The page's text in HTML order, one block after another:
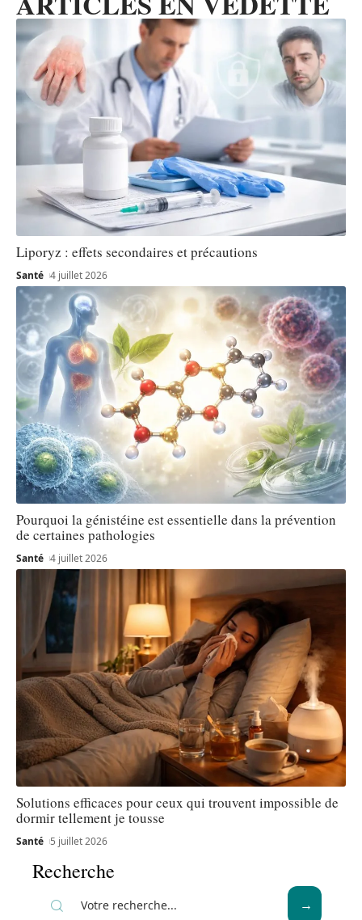
Liporyz : effets secondaires et précautions
Santé 4 juillet 2026
Pourquoi la génistéine est essentielle dans la prévention
de certaines pathologies
Santé 4 juillet 2026
Solutions efficaces pour ceux qui trouvent impossible de
dormir tellement je tousse
Santé 5 juillet 2026
Recherche